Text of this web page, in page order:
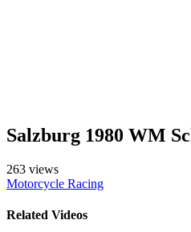
Salzburg 1980 WM
263 views
Motorcycle Racing
Related Videos